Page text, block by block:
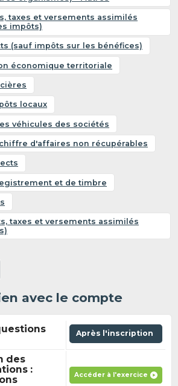
taxes et versements assimilés
impôts)
(sauf impôts sur les bénéfices)
économique territoriale
locaux
véhicules des sociétés
d'affaires non récupérables
et de timbre
taxes et versements assimilés
avec le compte
Après l'inscription
des
:
Accéder à l'exercice